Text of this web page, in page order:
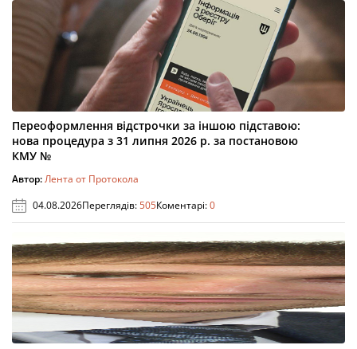
Переоформлення відстрочки за іншою підставою:
нова процедура з 31 липня 2026 р. за постановою
КМУ №
Автор:Лента от Протокола
04.08.2026Переглядів:505Коментарі:0